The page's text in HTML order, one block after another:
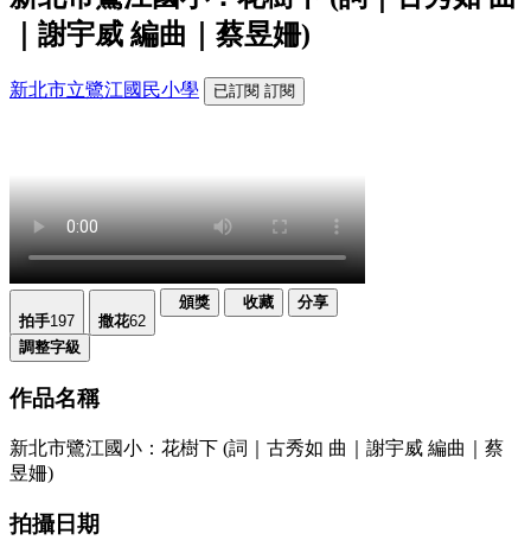
｜謝宇威 編曲｜蔡昱姍)
新北市立鷺江國民小學 已訂閱 訂閱
拍手197 撒花62
頒獎 收藏 分享
調整字級
作品名稱
新北市鷺江國小：花樹下 (詞｜古秀如 曲｜謝宇威 編曲｜蔡
昱姍)
拍攝日期